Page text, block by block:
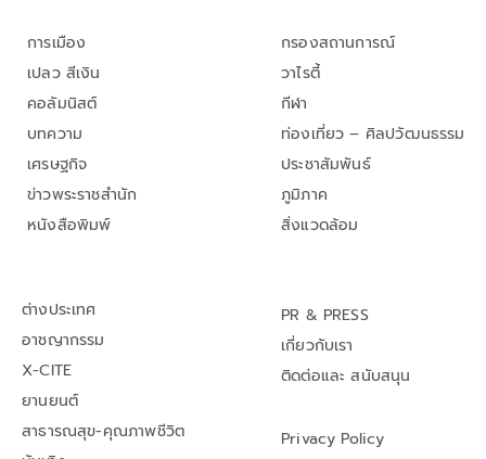
การเมือง
เปลว สีเงิน
คอลัมนิสต์
บทความ
เศรษฐกิจ
ข่าวพระราชสำนัก
หนังสือพิมพ์
กรองสถานการณ์
วาไรตี้
กีฬา
ท่องเที่ยว – ศิลปวัฒนธรรม
ประชาสัมพันธ์
ภูมิภาค
สิ่งแวดล้อม
ต่างประเทศ
อาชญากรรม
X-CITE
ยานยนต์
สาธารณสุข-คุณภาพชีวิต
PR & PRESS
เกี่ยวกับเรา
ติดต่อและ สนับสนุน
Privacy Policy